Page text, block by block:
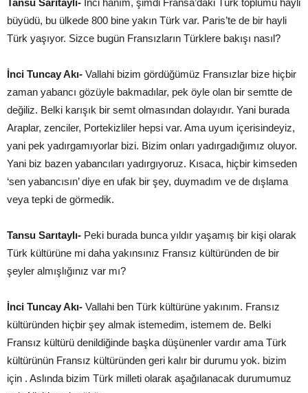
Tansu Sarıtaylı- İnci hanım, şimdi Fransa’daki Türk toplumu hayli
büyüdü, bu ülkede 800 bine yakın Türk var. Paris’te de bir hayli
Türk yaşıyor. Sizce bugün Fransızların Türklere bakışı nasıl?
İnci Tuncay Akı- Vallahi bizim gördüğümüz Fransızlar bize hiçbir
zaman yabancı gözüyle bakmadılar, pek öyle olan bir semtte de
değiliz. Belki karışık bir semt olmasından dolayıdır. Yani burada
Araplar, zenciler, Portekizliler hepsi var. Ama uyum içerisindeyiz,
yani pek yadırgamıyorlar bizi. Bizim onları yadırgadığımız oluyor.
Yani biz bazen yabancıları yadırgıyoruz. Kısaca, hiçbir kimseden
‘sen yabancısın’ diye en ufak bir şey, duymadım ve de dışlama
veya tepki de görmedik.
Tansu Sarıtaylı- Peki burada bunca yıldır yaşamış bir kişi olarak
Türk kültürüne mi daha yakınsınız Fransız kültüründen de bir
şeyler almışlığınız var mı?
İnci Tuncay Akı- Vallahi ben Türk kültürüne yakınım. Fransız
kültüründen hiçbir şey almak istemedim, istemem de. Belki
Fransız kültürü denildiğinde başka düşünenler vardır ama Türk
kültürünün Fransız kültüründen geri kalır bir durumu yok. bizim
için . Aslında bizim Türk milleti olarak aşağılanacak durumumuz